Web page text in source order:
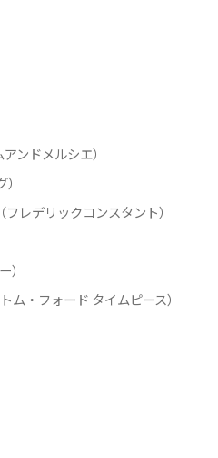
ンドメルシエ）
レデリックコンスタント）
）
ム・フォード タイムピース）